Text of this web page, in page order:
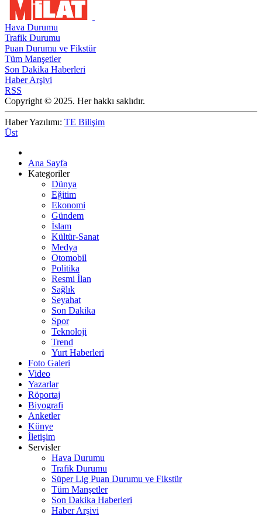
Hava Durumu
Trafik Durumu
Puan Durumu ve Fikstür
Tüm Manşetler
Son Dakika Haberleri
Haber Arşivi
RSS
Copyright © 2025. Her hakkı saklıdır.
Haber Yazılımı: TE Bilişim
Üst
Ana Sayfa
Kategoriler
Dünya
Eğitim
Ekonomi
Gündem
İslam
Kültür-Sanat
Medya
Otomobil
Politika
Resmi İlan
Sağlık
Seyahat
Son Dakika
Spor
Teknoloji
Trend
Yurt Haberleri
Foto Galeri
Video
Yazarlar
Röportaj
Biyografi
Anketler
Künye
İletişim
Servisler
Hava Durumu
Trafik Durumu
Süper Lig Puan Durumu ve Fikstür
Tüm Manşetler
Son Dakika Haberleri
Haber Arşivi